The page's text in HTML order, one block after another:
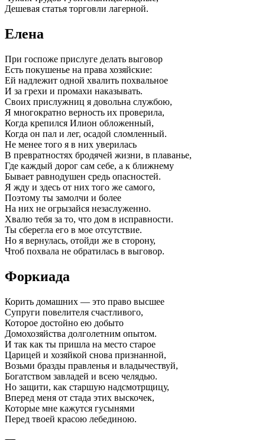
Дешевая статья торговли лагерной.
Елена
При госпоже прислуге делать выговор
Есть покушенье на права хозяйские:
Ей надлежит одной хвалить похвальное
И за грехи и промахи наказывать.
Своих прислужниц я довольна службою,
Я многократно верность их проверила,
Когда крепился Илион обложенный,
Когда он пал и лег, осадой сломленный.
Не менее того я в них уверилась
В превратностях бродячей жизни, в плаванье,
Где каждый дорог сам себе, а к ближнему
Бывает равнодушен средь опасностей.
Я жду и здесь от них того же самого,
Поэтому ты замолчи и более
На них не огрызайся незаслуженно.
Хвалю тебя за то, что дом в исправности.
Ты сберегла его в мое отсутствие.
Но я вернулась, отойди же в сторону,
Чтоб похвала не обратилась в выговор.
Форкиада
Корить домашних — это право высшее
Супруги повелителя счастливого,
Которое достойно ею добыто
Домохозяйства долголетним опытом.
И так как ты пришла на место старое
Царицей и хозяйкой снова признанной,
Возьми бразды правленья и владычествуй,
Богатством завладей и всею челядью.
Но защити, как старшую надсмотрщицу,
Вперед меня от стада этих выскочек,
Которые мне кажутся гусынями
Перед твоей красою лебединою.